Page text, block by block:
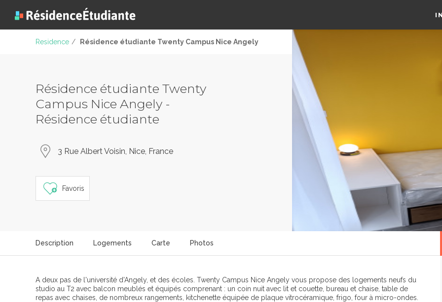
Residence / Résidence étudiante Twenty Campus Nice Angely
Résidence étudiante Twenty
Campus Nice Angely -
Résidence étudiante
3 Rue Albert Voisin, Nice, France
Favoris
Description Logements Carte Photos
A deux pas de l'université d'Angely, et des écoles. Twenty Campus Nice Angely vous propose des logements neufs du
studio au T2 avec balcon meublés et équipés comprenant : un coin nuit avec lit et couette, bureau et chaise, table de
repas avec chaises, de nombreux rangements, kitchenette équipée de plaque vitrocéramique, frigo, four à micro-ondes.